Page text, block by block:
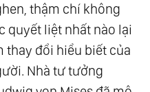
thậm chí không
quyết liệt nhất nào lại
thay đổi hiểu biết của
Nhà tư tưởng